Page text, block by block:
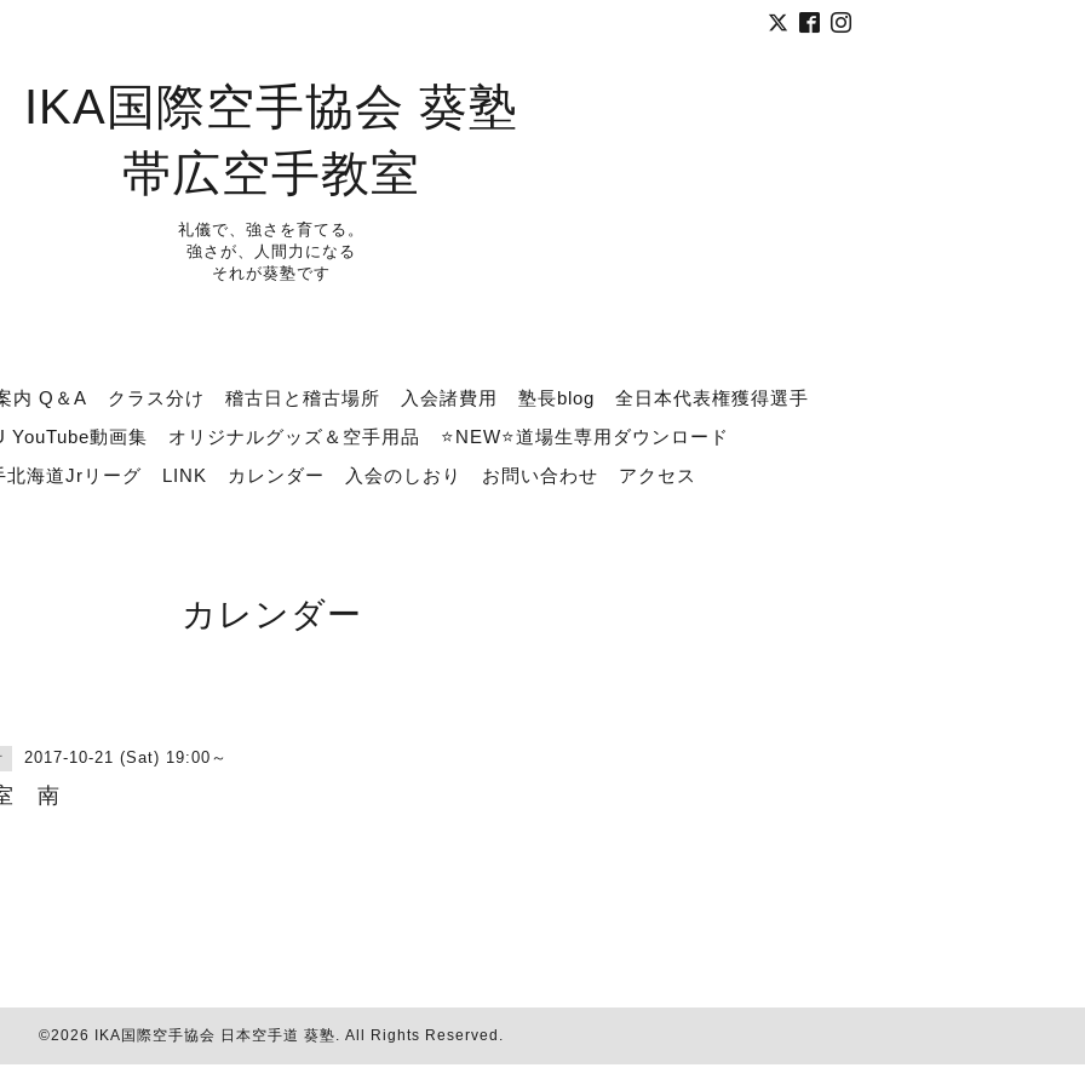
IKA国際空手協会 葵塾
帯広空手教室
礼儀で、強さを育てる。
強さが、人間力になる
それが葵塾です
内 Q＆A クラス分け 稽古日と稽古場所 入会諸費用 塾長blog
全日本代表権獲得選手
YouTube動画集
オリジナルグッズ＆空手用品
⭐NEW⭐道場生専用ダウンロード
北海道Jrリーグ
LINK カレンダー 入会のしおり お問い合わせ アクセス
カレンダー
2017-10-21 (Sat) 19:00～
南
©2026 IKA国際空手協会 日本空手道 葵塾. All Rights Reserved.